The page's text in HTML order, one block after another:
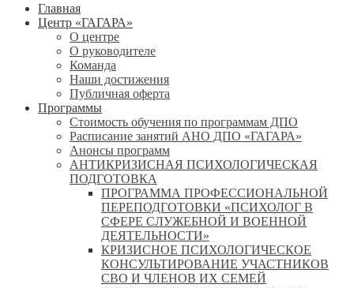
Главная
Центр «ГАГАРА»
О центре
О руководителе
Команда
Наши достижения
Публичная оферта
Программы
Стоимость обучения по программам ДПО
Расписание занятий АНО ДПО «ГАГАРА»
Анонсы программ
АНТИКРИЗИСНАЯ ПСИХОЛОГИЧЕСКАЯ
ПОДГОТОВКА
ПРОГРАММА ПРОФЕССИОНАЛЬНОЙ
ПЕРЕПОДГОТОВКИ «ПСИХОЛОГ В
СФЕРЕ СЛУЖЕБНОЙ И ВОЕННОЙ
ДЕЯТЕЛЬНОСТИ»
КРИЗИСНОЕ ПСИХОЛОГИЧЕСКОЕ
КОНСУЛЬТИРОВАНИЕ УЧАСТНИКОВ
СВО И ЧЛЕНОВ ИХ СЕМЕЙ